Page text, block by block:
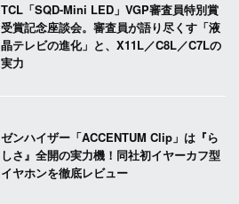
TCL「SQD-Mini LED」VGP審査員特別賞
受賞記念座談会。審査員が語り尽くす「液
晶テレビの進化」と、X11L／C8L／C7Lの
実力
ゼンハイザー「ACCENTUM Clip」は『ら
しさ』全開の実力機！同社初イヤーカフ型
イヤホンを徹底レビュー